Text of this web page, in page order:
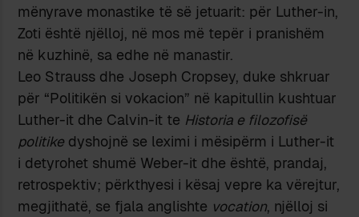
mënyrave monastike të së jetuarit: për Luther-in,
Zoti është njëlloj, në mos më tepër i pranishëm
në kuzhinë, sa edhe në manastir.
Leo Strauss dhe Joseph Cropsey, duke shkruar
për “Politikën si vokacion” në kapitullin kushtuar
Luther-it dhe Calvin-it te Historia e filozofisë
politike dyshojnë se leximi i mësipërm i Luther-it
i detyrohet shumë Weber-it dhe është, prandaj,
retrospektiv; përkthyesi i kësaj vepre ka vërejtur,
megjithatë, se fjala anglishte vocation, njëlloj si